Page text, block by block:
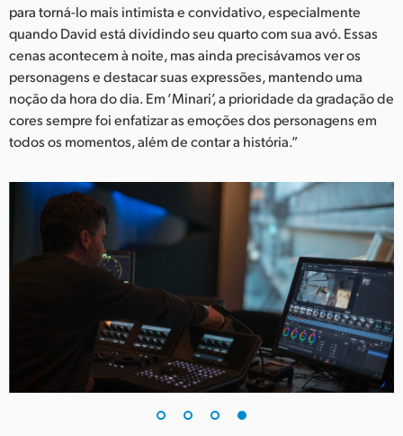
para torná-lo mais intimista e convidativo, especialmente
quando David está dividindo seu quarto com sua avó. Essas
cenas acontecem à noite, mas ainda precisávamos ver os
personagens e destacar suas expressões, mantendo uma
noção da hora do dia. Em ‘Minari’, a prioridade da gradação de
cores sempre foi enfatizar as emoções dos personagens em
todos os momentos, além de contar a história.”